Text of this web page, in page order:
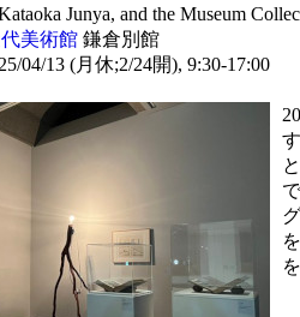
Junya, and the Museum
美術館鎌倉別館
04/13 (月休;2/24開), 9:30-17:00